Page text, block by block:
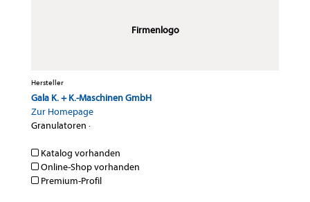
Firmenlogo
Hersteller
Gala K. + K.-Maschinen GmbH
Zur Homepage
Granulatoren ·
Katalog vorhanden
Online-Shop vorhanden
Premium-Profil